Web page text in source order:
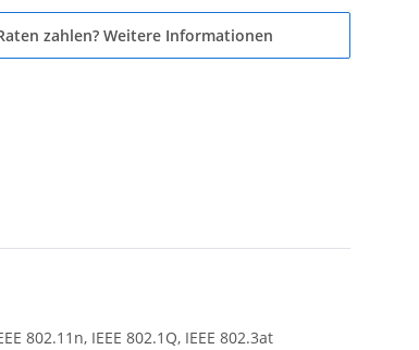
zahlen? Weitere Informationen
802.11n, IEEE 802.1Q, IEEE 802.3at